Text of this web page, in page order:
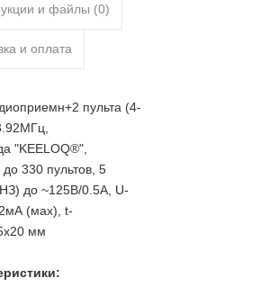
и файлы (0)
и оплата
пульта (4-
"KEELOQ®",
330 пультов, 5
до ~125В/0.5А, U-
(мах), t-
мм